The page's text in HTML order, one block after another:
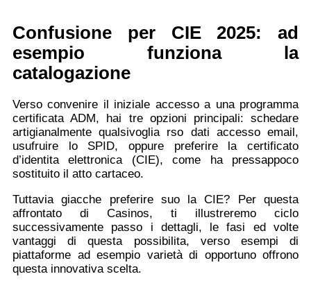
Confusione per CIE 2025: ad
esempio funziona la
catalogazione
Verso convenire il iniziale accesso a una programma
certificata ADM, hai tre opzioni principali: schedare
artigianalmente qualsivoglia rso dati accesso email,
usufruire lo SPID, oppure preferire la certificato
d’identita elettronica (CIE), come ha pressappoco
sostituito il atto cartaceo.
Tuttavia giacche preferire suo la CIE? Per questa
affrontato di Casinos, ti illustreremo ciclo
successivamente passo i dettagli, le fasi ed volte
vantaggi di questa possibilita, verso esempi di
piattaforme ad esempio varietà di opportuno offrono
questa innovativa scelta.